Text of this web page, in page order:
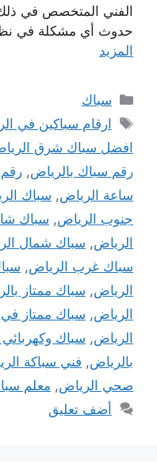
الفني المتخصص في
حدوث أي مشكلة في
المزيد
التصنيفات
سباك
الوسوم
ارقام سباكين في
افضل سباك شرق
رقم سباك بالرياض,
ساعة الرياض, سباك
جنوب الرياض, سباك
الرياض, سباك شمال
سباك غرب الرياض,
الرياض, سباك ممتاز
الرياض, سباك ممتاز
الرياض, سباك
بالرياض, فني سباكة
صحي الرياض, معلم
أضف تعليق